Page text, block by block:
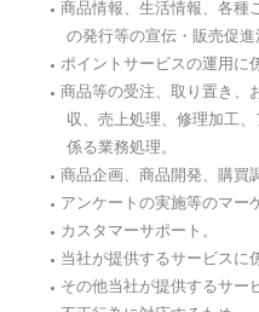
商品情報、生活情報、各種
の発行等の宣伝・販売促進
ポイントサービスの運用に
商品等の受注、取り置き、
収、売上処理、修理加工
係る業務処理。
商品企画、商品開発、購買
アンケートの実施等のマー
カスタマーサポート。
当社が提供するサービスに
その他当社が提供するサー